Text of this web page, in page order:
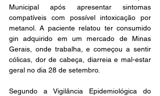
Municipal após apresentar sintomas
compatíveis com possível intoxicação por
metanol. A paciente relatou ter consumido
gin adquirido em um mercado de Minas
Gerais, onde trabalha, e começou a sentir
cólicas, dor de cabeça, diarreia e mal-estar
geral no dia 28 de setembro.
Segundo a Vigilância Epidemiológica do